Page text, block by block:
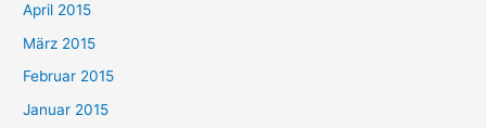
April 2015
März 2015
Februar 2015
Januar 2015